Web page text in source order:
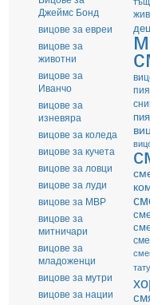
Джеймс Бонд
вицове за евреи
вицове за
животни
вицове за
Иванчо
вицове за
изневяра
вицове за коледа
вицове за кучета
вицове за ловци
вицове за луди
вицове за МВР
вицове за
митничари
вицове за
младоженци
вицове за мутри
вицове за нации